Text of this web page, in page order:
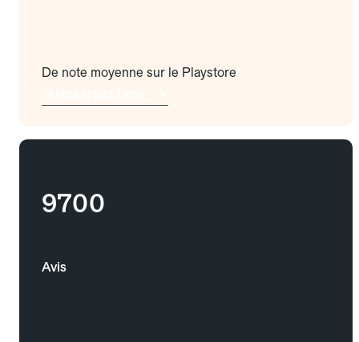
De note moyenne sur le Playstore
9700
Avis